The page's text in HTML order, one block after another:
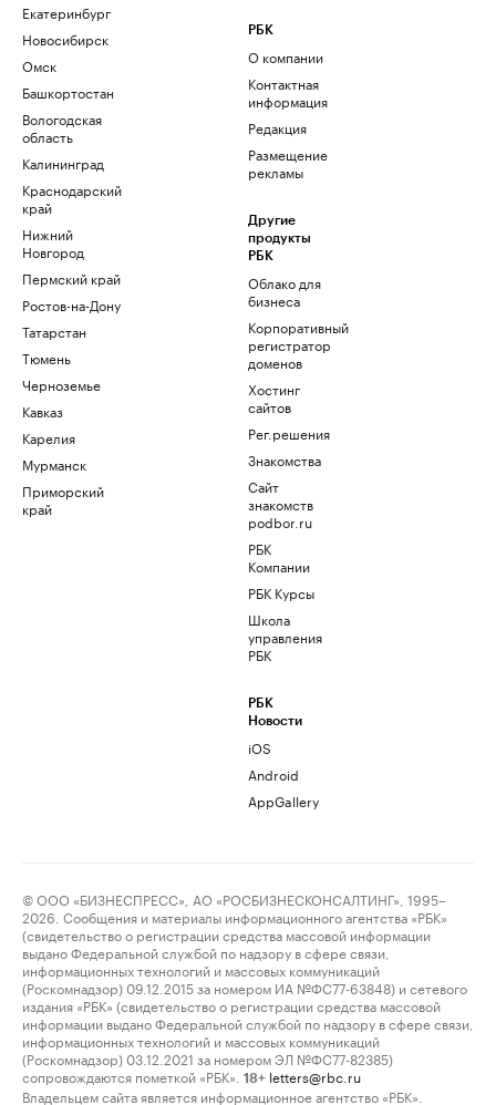
Екатеринбург
Новосибирск
Омск
Башкортостан
Вологодская
область
Калининград
Краснодарский
край
Нижний
Новгород
Пермский край
Ростов-на-Дону
Татарстан
Тюмень
Черноземье
Кавказ
Карелия
Мурманск
Приморский
край
РБК
О компании
Контактная
информация
Редакция
Размещение
рекламы
Другие
продукты
РБК
Облако для
бизнеса
Корпоративный
регистратор
доменов
Хостинг
сайтов
Рег.решения
Знакомства
Сайт
знакомств
podbor.ru
РБК
Компании
РБК Курсы
Школа
управления
РБК
РБК
Новости
iOS
Android
AppGallery
© ООО «БИЗНЕСПРЕСС», АО «РОСБИЗНЕСКОНСАЛТИНГ», 1995–
2026. Сообщения и материалы информационного агентства «РБК»
(свидетельство о регистрации средства массовой информации
выдано Федеральной службой по надзору в сфере связи,
информационных технологий и массовых коммуникаций
(Роскомнадзор) 09.12.2015 за номером ИА №ФС77-63848) и сетевого
издания «РБК» (свидетельство о регистрации средства массовой
информации выдано Федеральной службой по надзору в сфере связи,
информационных технологий и массовых коммуникаций
(Роскомнадзор) 03.12.2021 за номером ЭЛ №ФС77-82385)
сопровождаются пометкой «РБК».
18+ letters@rbc.ru
Владельцем сайта является информационное агентство «РБК».